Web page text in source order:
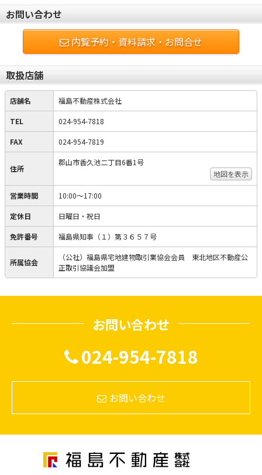
お問い合わせ
内覧予約・資料請求・お問合せ
取扱店舗
店舗名 福島不動産株式会社
TEL 024-954-7818
FAX 024-954-7819
住所
郡山市香久池二丁目6番1号
地図を表示
営業時間 10:00〜17:00
定休日 日曜日・祝日
免許番号 福島県知事（１）第３６５７号
所属協会
（公社）福島県宅地建物取引業協会会員 東北地区不動産公
正取引協議会加盟
お問い合わせ
024-954-7818
お問い合わせ